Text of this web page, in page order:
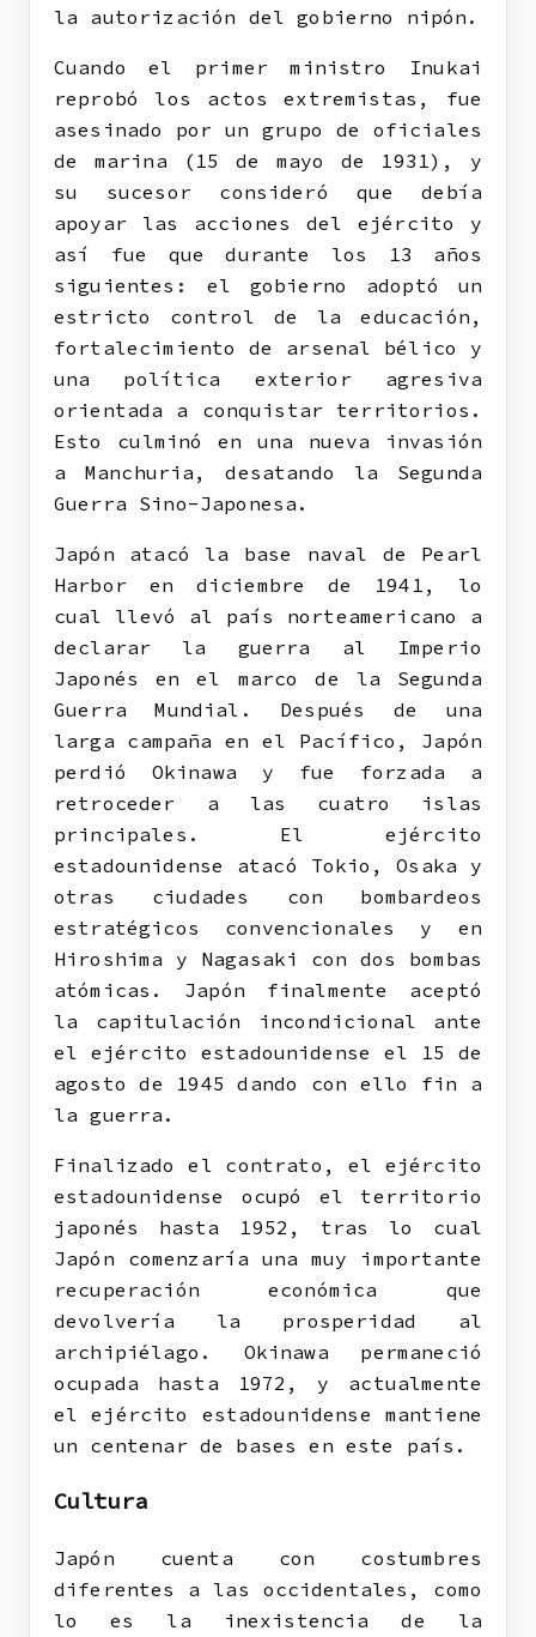
la autorización del gobierno nipón.
Cuando el primer ministro Inukai
reprobó los actos extremistas, fue
asesinado por un grupo de oficiales
de marina (15 de mayo de 1931), y
su sucesor consideró que debía
apoyar las acciones del ejército y
así fue que durante los 13 años
siguientes: el gobierno adoptó un
estricto control de la educación,
fortalecimiento de arsenal bélico y
una política exterior agresiva
orientada a conquistar territorios.
Esto culminó en una nueva invasión
a Manchuria, desatando la Segunda
Guerra Sino-Japonesa.
Japón atacó la base naval de Pearl
Harbor en diciembre de 1941, lo
cual llevó al país norteamericano a
declarar la guerra al Imperio
Japonés en el marco de la Segunda
Guerra Mundial. Después de una
larga campaña en el Pacífico, Japón
perdió Okinawa y fue forzada a
retroceder a las cuatro islas
principales. El ejército
estadounidense atacó Tokio, Osaka y
otras ciudades con bombardeos
estratégicos convencionales y en
Hiroshima y Nagasaki con dos bombas
atómicas. Japón finalmente aceptó
la capitulación incondicional ante
el ejército estadounidense el 15 de
agosto de 1945 dando con ello fin a
la guerra.
Finalizado el contrato, el ejército
estadounidense ocupó el territorio
japonés hasta 1952, tras lo cual
Japón comenzaría una muy importante
recuperación económica que
devolvería la prosperidad al
archipiélago. Okinawa permaneció
ocupada hasta 1972, y actualmente
el ejército estadounidense mantiene
un centenar de bases en este país.
Cultura
Japón cuenta con costumbres
diferentes a las occidentales, como
lo es la inexistencia de la